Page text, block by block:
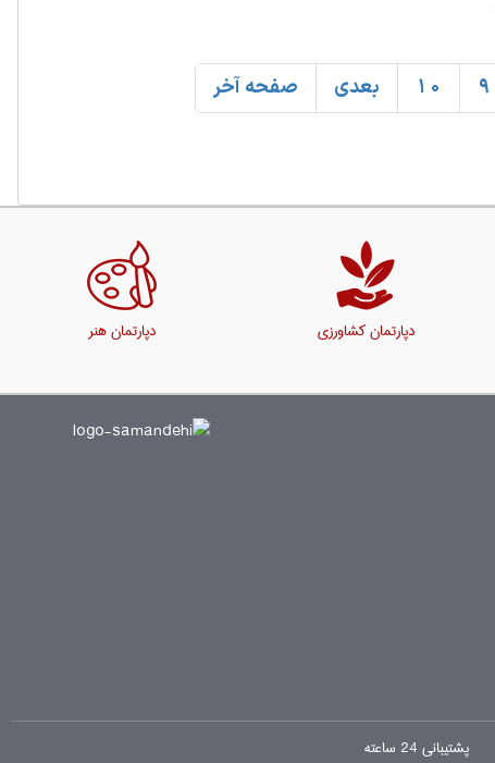
9
10 بعدی صفحه آخر
دپارتمان کشاورزی دپارتمان هنر
پشتیبانی 24 ساعته